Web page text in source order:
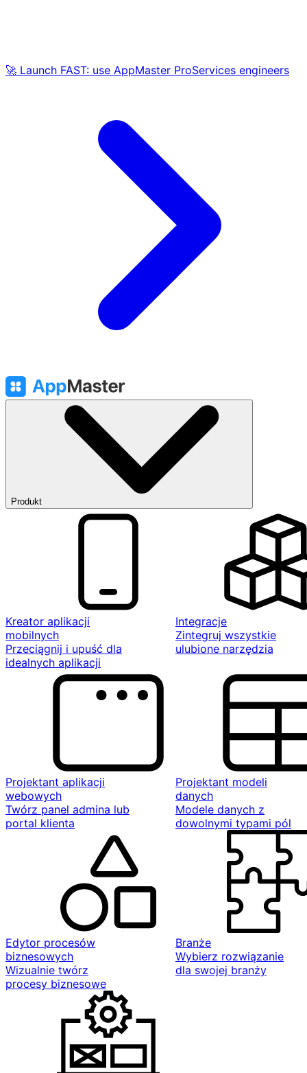
🚀 Launch FAST: use AppMaster ProServices engineers
Produkt
Kreator aplikacji
mobilnych
Przeciągnij i upuść dla
idealnych aplikacji
Integracje
Zintegruj wszystkie
ulubione narzędzia
Projektant aplikacji
webowych
Twórz panel admina lub
portal klienta
Projektant modeli
danych
Modele danych z
dowolnymi typami pól
Edytor procesów
biznesowych
Wizualnie twórz
procesy biznesowe
Branże
Wybierz rozwiązanie
dla swojej branży